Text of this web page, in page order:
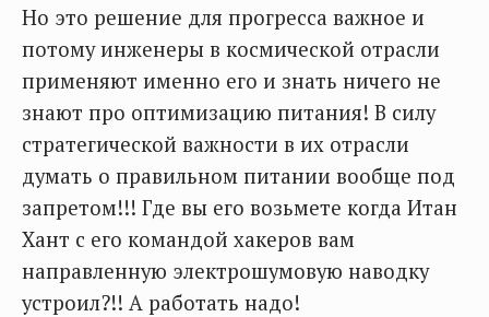
Но это решение для прогресса важное и
потому инженеры в космической отрасли
применяют именно его и знать ничего не
знают про оптимизацию питания! В силу
стратегической важности в их отрасли
думать о правильном питании вообще под
запретом!!! Где вы его возьмете когда Итан
Хант с его командой хакеров вам
направленную электрошумовую наводку
устроил?!! А работать надо!